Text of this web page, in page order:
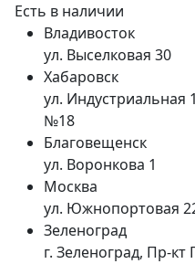
Есть в наличии
Владивосток
ул. Выселковая 30
Хабаровск
ул. Индустриальная
№18
Благовещенск
ул. Воронкова 1
Москва
ул. Южнопортовая
Зеленоград
г. Зеленоград, Пр-кт